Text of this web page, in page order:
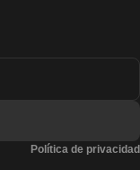
Política de privacidad